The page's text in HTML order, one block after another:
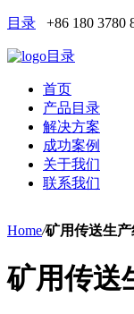
目录 +86 180 3780
目录
首页
产品目录
解决方案
成功案例
关于我们
联系我们
Home/矿用传送生产
矿用传送